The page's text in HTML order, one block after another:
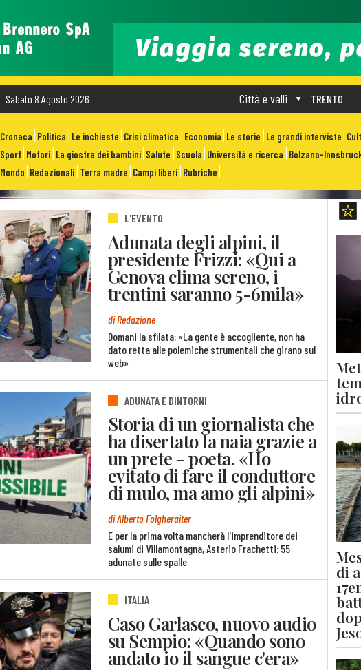
Sabato 8 Agosto 2026 TRENTO
Città e valli
Cronaca Politica Le inchieste Crisi climatica Economia Le storie Le grandi interviste
Sport Motori La giostra dei bambini Salute Scuola Università e ricerca Bolzano-
Mondo Redazionali Terra madre Campi liberi Rubriche
L'EVENTO
Adunata degli alpini, il
presidente Frizzi: «Qui a
Genova clima sereno, i
trentini saranno 5-6mila»
di Redazione
Domani la sfilata: «La gente è accogliente, non ha
dato retta alle polemiche strumentali che girano sul
web»
ADUNATA E DINTORNI
Storia di un giornalista che
ha disertato la naia grazie a
un prete - poeta. «Ho
evitato di fare il conduttore
di mulo, ma amo gli alpini»
di Alberto Folgheraiter
E per la prima volta mancherà l'imprenditore dei
salumi di Villamontagna, Asterio Frachetti: 55
adunate sulle spalle
ITALIA
Caso Garlasco, nuovo audio
su Sempio: «Quando sono
andato io il sangue c'era»
di